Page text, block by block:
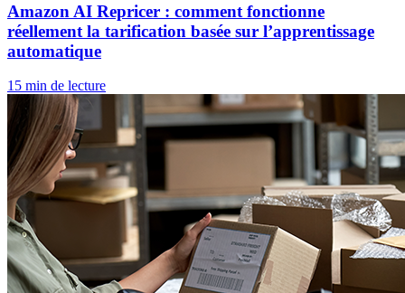
Amazon AI Repricer : comment fonctionne
réellement la tarification basée sur l’apprentissage
automatique
15 min de lecture